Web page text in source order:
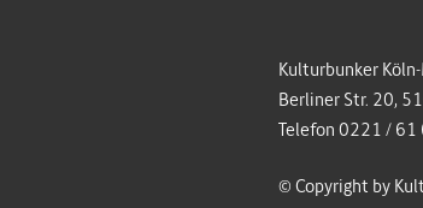
Kulturbunker
Berliner Str. 20,
Telefon 0221 / 61
© Copyright by